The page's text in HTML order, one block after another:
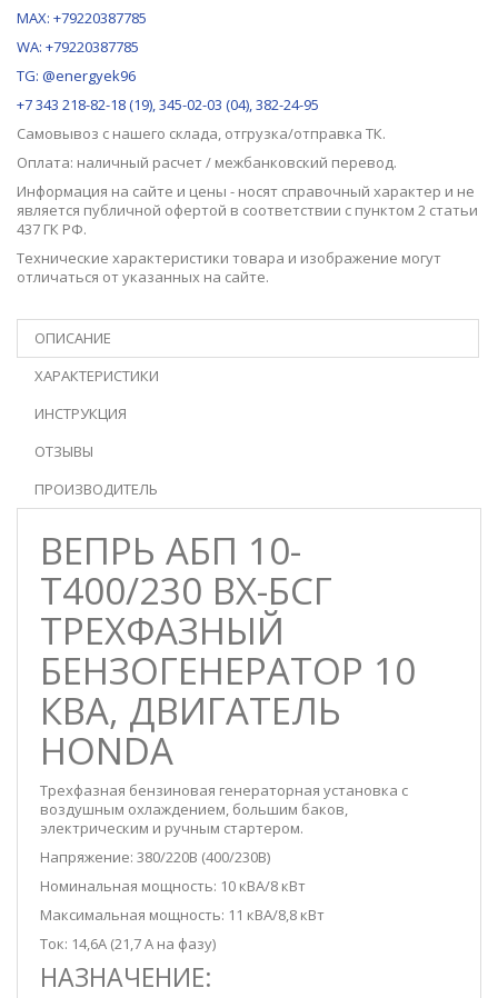
MAX: +79220387785
WA: +79220387785
TG: @energyek96
+7 343 218-82-18 (19), 345-02-03 (04), 382-24-95
Самовывоз с нашего склада, отгрузка/отправка ТК.
Оплата: наличный расчет / межбанковский перевод.
Информация на сайте и цены - носят справочный характер и не
является публичной офертой в соответствии с пунктом 2 статьи
437 ГК РФ.
Технические характеристики товара и изображение могут
отличаться от указанных на сайте.
ОПИСАНИЕ
ХАРАКТЕРИСТИКИ
ИНСТРУКЦИЯ
ОТЗЫВЫ
ПРОИЗВОДИТЕЛЬ
ВЕПРЬ АБП 10-
Т400/230 ВX-БСГ
ТРЕХФАЗНЫЙ
БЕНЗОГЕНЕРАТОР 10
КВА, ДВИГАТЕЛЬ
HONDA
Трехфазная бензиновая генераторная установка с
воздушным охлаждением, большим баков,
электрическим и ручным стартером.
Напряжение: 380/220В (400/230В)
Номинальная мощность: 10 кВА/8 кВт
Максимальная мощность: 11 кВА/8,8 кВт
Ток: 14,6А (21,7 А на фазу)
НАЗНАЧЕНИЕ: